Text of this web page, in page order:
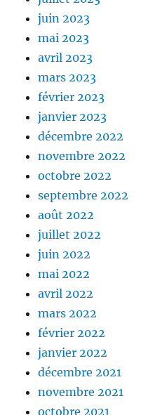
juin 2023
mai 2023
avril 2023
mars 2023
février 2023
janvier 2023
décembre 2022
novembre 2022
octobre 2022
septembre 2022
août 2022
juillet 2022
juin 2022
mai 2022
avril 2022
mars 2022
février 2022
janvier 2022
décembre 2021
novembre 2021
octobre 2021